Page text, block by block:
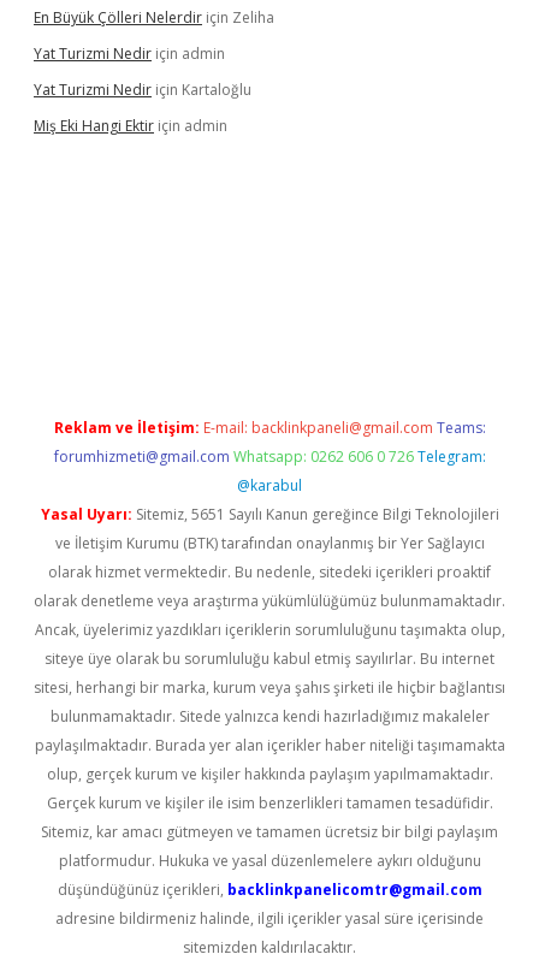
En Büyük Çölleri Nelerdir için Zeliha
Yat Turizmi Nedir için admin
Yat Turizmi Nedir için Kartaloğlu
Miş Eki Hangi Ektir için admin
Reklam ve İletişim: E-mail: backlinkpaneli@gmail.com Teams:
forumhizmeti@gmail.com Whatsapp: 0262 606 0 726 Telegram:
@karabul
Yasal Uyarı: Sitemiz, 5651 Sayılı Kanun gereğince Bilgi Teknolojileri
ve İletişim Kurumu (BTK) tarafından onaylanmış bir Yer Sağlayıcı
olarak hizmet vermektedir. Bu nedenle, sitedeki içerikleri proaktif
olarak denetleme veya araştırma yükümlülüğümüz bulunmamaktadır.
Ancak, üyelerimiz yazdıkları içeriklerin sorumluluğunu taşımakta olup,
siteye üye olarak bu sorumluluğu kabul etmiş sayılırlar. Bu internet
sitesi, herhangi bir marka, kurum veya şahıs şirketi ile hiçbir bağlantısı
bulunmamaktadır. Sitede yalnızca kendi hazırladığımız makaleler
paylaşılmaktadır. Burada yer alan içerikler haber niteliği taşımamakta
olup, gerçek kurum ve kişiler hakkında paylaşım yapılmamaktadır.
Gerçek kurum ve kişiler ile isim benzerlikleri tamamen tesadüfidir.
Sitemiz, kar amacı gütmeyen ve tamamen ücretsiz bir bilgi paylaşım
platformudur. Hukuka ve yasal düzenlemelere aykırı olduğunu
düşündüğünüz içerikleri, backlinkpanelicomtr@gmail.com
adresine bildirmeniz halinde, ilgili içerikler yasal süre içerisinde
sitemizden kaldırılacaktır.